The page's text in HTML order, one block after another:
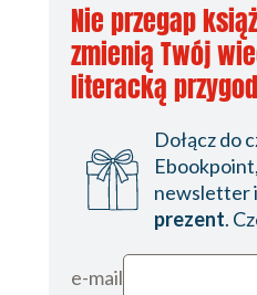
Nie przegap
zmienią Twój
literacką
Dołącz do
newsletter i
prezent.
e-mail